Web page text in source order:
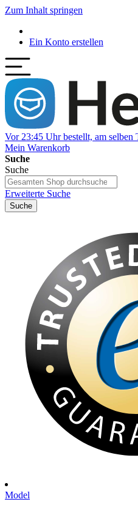
Zum Inhalt springen
Ein Konto erstellen
Vor 23:45 Uhr bestellt, am selben
Mein Warenkorb
Suche
Suche
Erweiterte Suche
Suche
Model